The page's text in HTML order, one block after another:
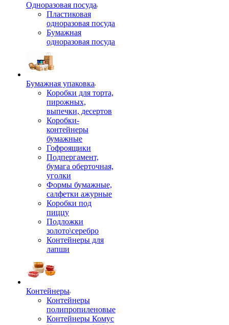
Одноразовая посуда
Пластиковая
одноразовая посуда
Бумажная
одноразовая посуда
Бумажная упаковка
Коробки для торта,
пирожных,
выпечки, десертов
Коробки-
контейнеры
бумажные
Гофроящики
Подпергамент,
бумага оберточная,
уголки
Формы бумажные,
салфетки ажурные
Коробки под
пиццу
Подложки
золото\серебро
Контейнеры для
лапши
Контейнеры
Контейнеры
полипропиленовые
Контейнеры Комус